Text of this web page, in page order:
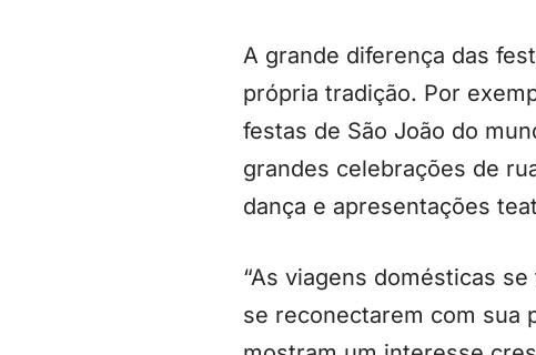
A grande diferença das
própria tradição. Por
festas de São João do
grandes celebrações de
dança e apresentações
“As viagens domésticas
se reconectarem com sua